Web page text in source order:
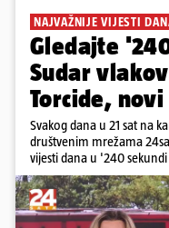
NAJVAŽNIJE VIJESTI
Gledajte
Sudar
Torcide,
Svakog dana u 21 sat na
društvenim mrežama
vijesti dana u '240
Krnetić: Željeznička
Gradec, masovna
kraj Požege...